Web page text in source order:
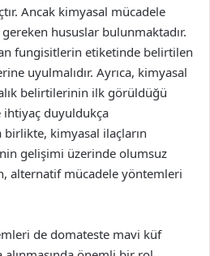
Ancak kimyasal mücadele
hususlar bulunmaktadır.
fungisitlerin etiketinde belirtilen
uyulmalıdır. Ayrıca, kimyasal
belirtilerinin ilk görüldüğü
ihtiyaç duyuldukça
birlikte, kimyasal ilaçların
gelişimi üzerinde olumsuz
alternatif mücadele yöntemleri
de domateste mavi küf